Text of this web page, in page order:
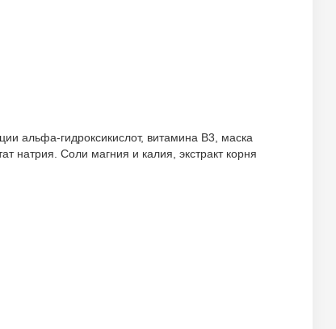
альфа-гидроксикислот, витамина B3, маска
натрия. Соли магния и калия, экстракт корня